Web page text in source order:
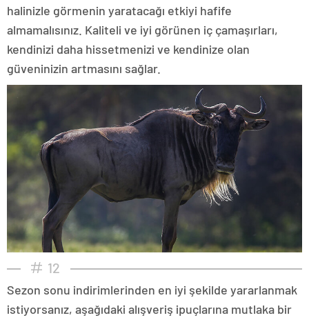
halinizle görmenin yaratacağı etkiyi hafife
almamalısınız. Kaliteli ve iyi görünen iç çamaşırları,
kendinizi daha hissetmenizi ve kendinize olan
güveninizin artmasını sağlar.
12
Sezon sonu indirimlerinden en iyi şekilde yararlanmak
istiyorsanız, aşağıdaki alışveriş ipuçlarına mutlaka bir